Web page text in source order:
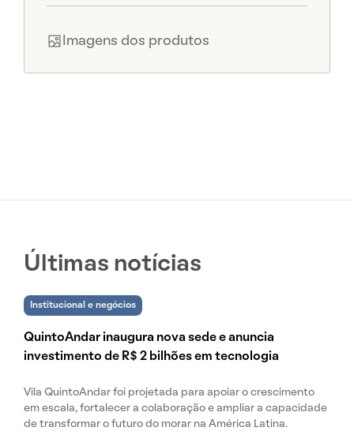
Imagens dos produtos
Últimas notícias
Institucional e negócios
QuintoAndar inaugura nova sede e anuncia
investimento de R$ 2 bilhões em tecnologia
Vila QuintoAndar foi projetada para apoiar o crescimento
em escala, fortalecer a colaboração e ampliar a capacidade
de transformar o futuro do morar na América Latina.